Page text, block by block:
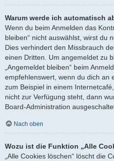
Warum werde ich automatisch
Wenn du beim Anmelden das
bleiben“ nicht auswählst, wirst du
Dies verhindert den Missbrauch
einen Dritten. Um angemeldet zu
„Angemeldet bleiben“ beim
empfehlenswert, wenn du dich an
zum Beispiel in einem
nicht zur Verfügung steht, dann
Board-Administration
Nach oben
Wozu ist die Funktion „Alle
„Alle Cookies löschen“ löscht die